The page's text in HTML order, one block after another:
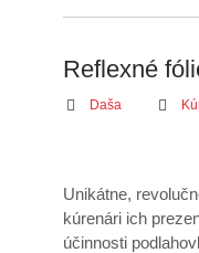
Reflexné
Daša
Unikátne,
kúrenári ich
účinnosti